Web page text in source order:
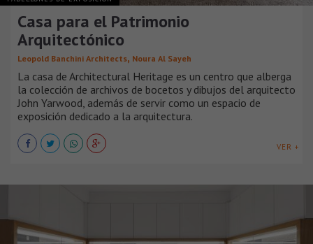
Casa para el Patrimonio
Arquitectónico
Leopold Banchini Architects, Noura Al Sayeh
La casa de Architectural Heritage es un centro que alberga
la colección de archivos de bocetos y dibujos del arquitecto
John Yarwood, además de servir como un espacio de
exposición dedicado a la arquitectura.
VER +